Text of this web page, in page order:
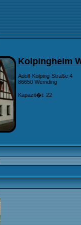
Kolpingheim
Adolf-Kolping-Straße 4
86650 Wemding
Kapazit�t: 22